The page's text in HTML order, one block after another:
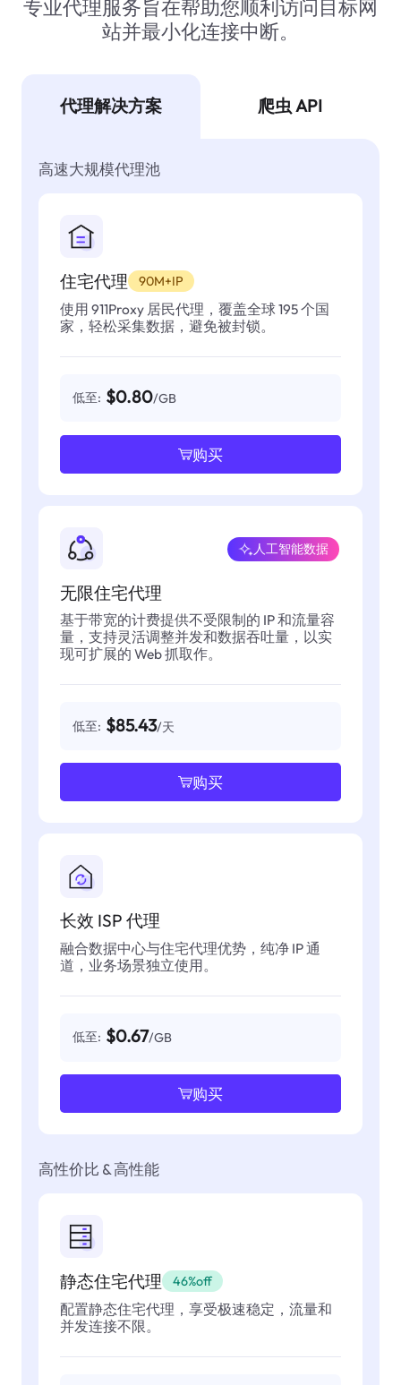
专业代理服务旨在帮助您顺利访问目标网
站并最小化连接中断。
代理解决方案 爬虫 API
高速大规模代理池
住宅代理 90M+IP
使用 911Proxy 居民代理，覆盖全球 195 个国
家，轻松采集数据，避免被封锁。
低至: $0.80/GB
购买
无限住宅代理
人工智能数据
基于带宽的计费提供不受限制的 IP 和流量容
量，支持灵活调整并发和数据吞吐量，以实
现可扩展的 Web 抓取作。
低至: $85.43/天
购买
长效 ISP 代理
融合数据中心与住宅代理优势，纯净 IP 通
道，业务场景独立使用。
低至: $0.67/GB
购买
高性价比 & 高性能
静态住宅代理 46%off
配置静态住宅代理，享受极速稳定，流量和
并发连接不限。